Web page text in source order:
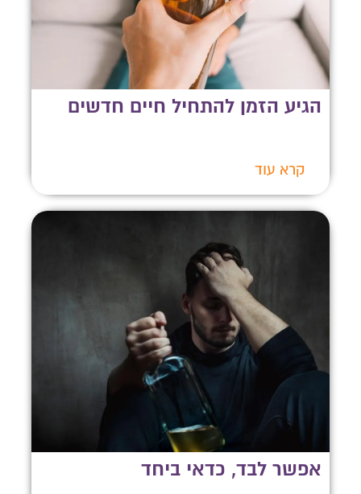
הגיע הזמן להתחיל חיים חדשים
קרא עוד
אפשר לבד, כדאי ביחד